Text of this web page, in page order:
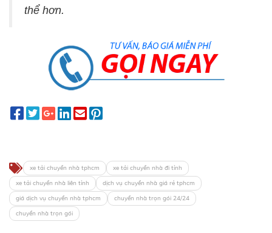
thể hơn.
xe tải chuyển nhà tphcm
xe tải chuyển nhà đi tỉnh
xe tải chuyển nhà liên tỉnh
dịch vụ chuyển nhà giá rẻ tphcm
giá dịch vụ chuyển nhà tphcm
chuyển nhà trọn gói 24/24
chuyển nhà trọn gói